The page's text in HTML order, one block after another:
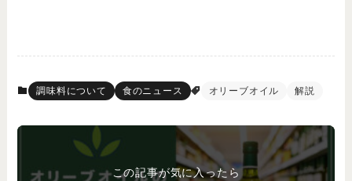
調味料について 食のニュース オリーブオイル 解説
この記事が気に入ったら